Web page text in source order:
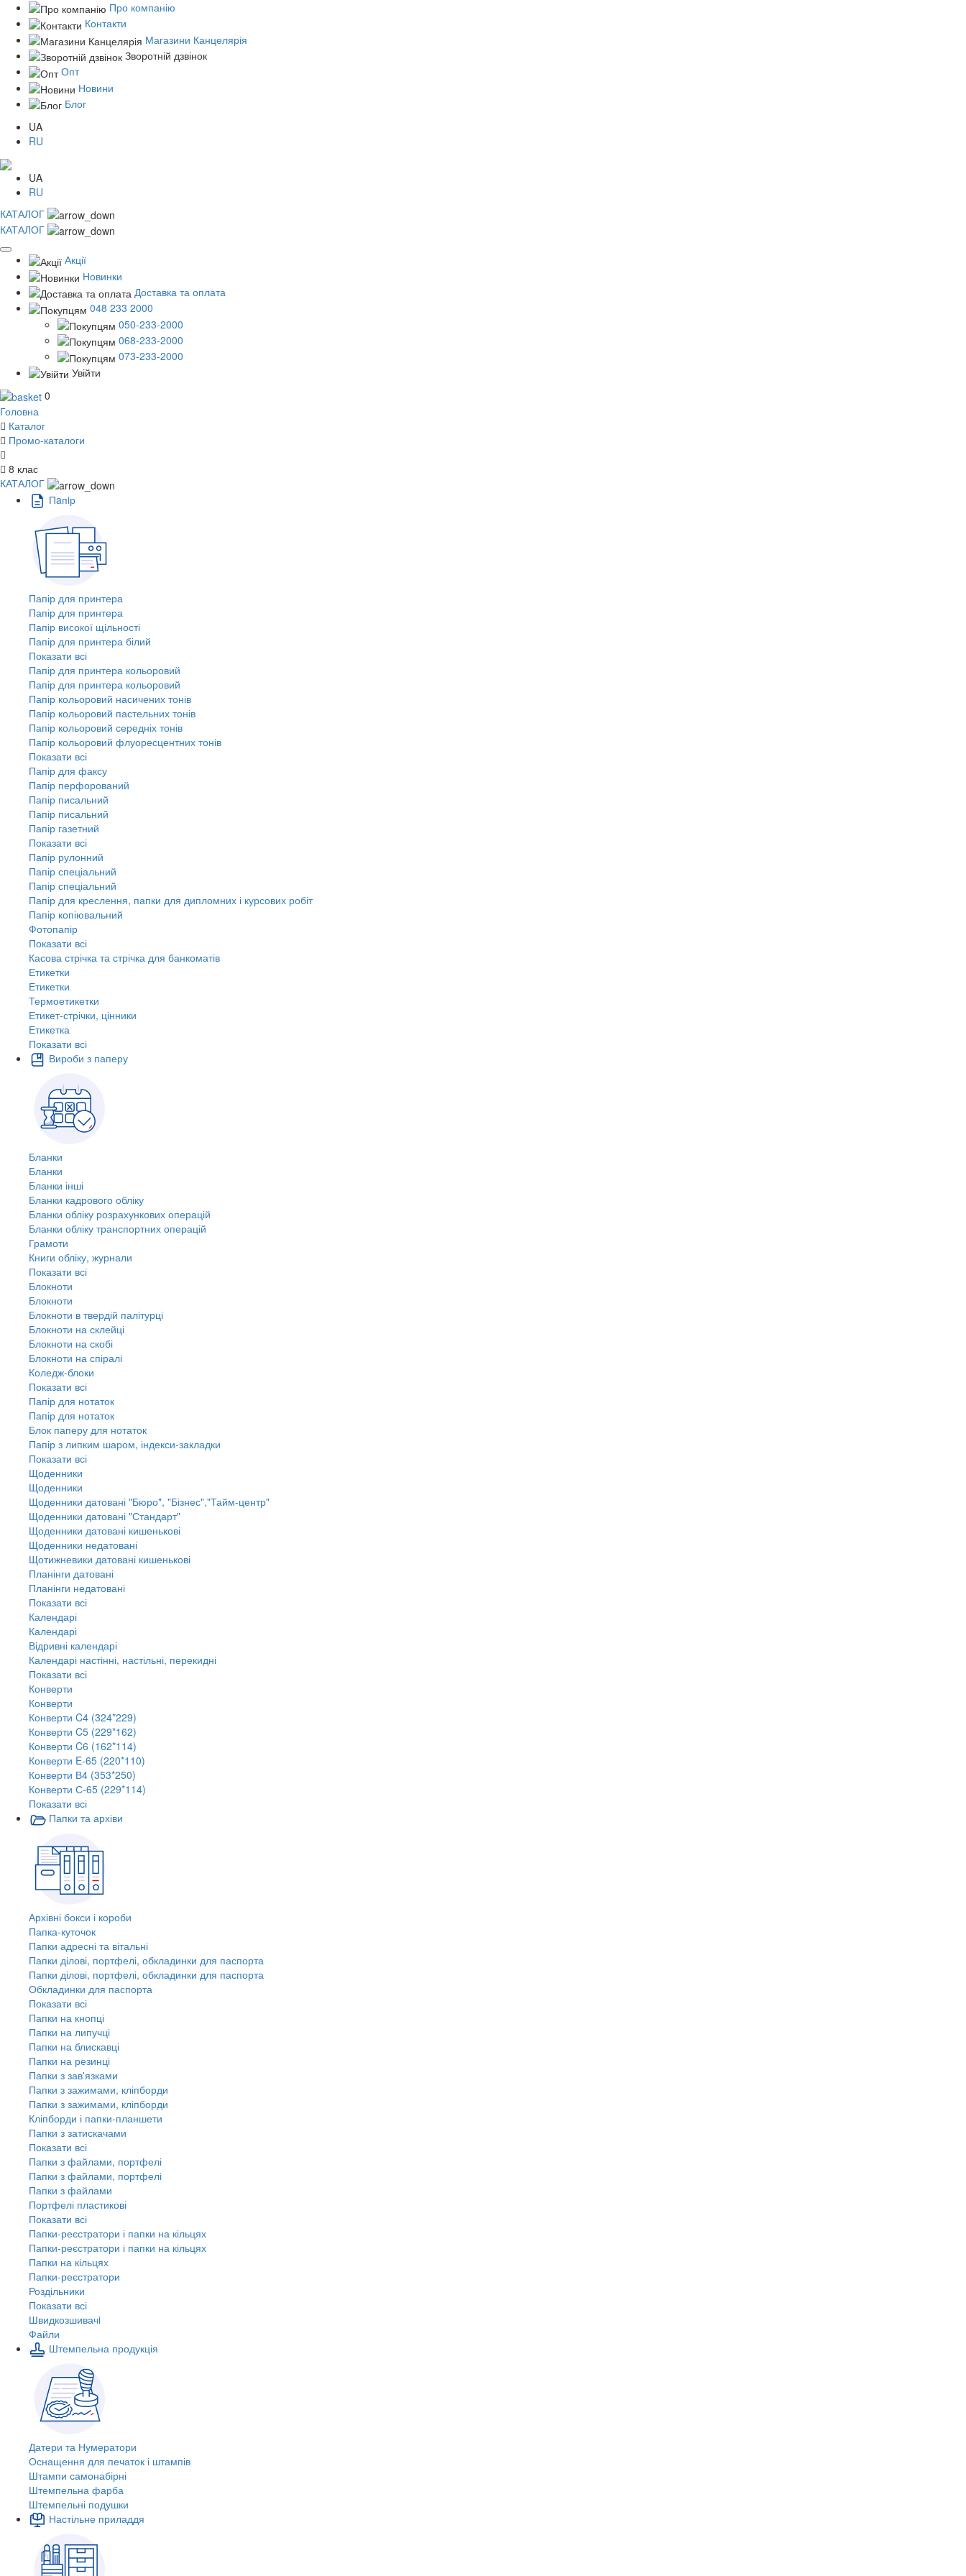
Про компанію
Контакти
Магазини Канцелярія
Зворотній дзвінок
Опт
Новини
Блог
UA
RU
UA
RU
КАТАЛОГ
КАТАЛОГ
Акції
Новинки
Доставка та оплата
048 233 2000
050-233-2000
068-233-2000
073-233-2000
Увійти
0
Головна
Каталог
Промо-каталоги
8 клас
КАТАЛОГ
Пaпiр
Папір для принтера
Папір для принтера
Папір високої щільності
Папір для принтера білий
Показати всі
Папір для принтера кольоровий
Папір для принтера кольоровий
Папір кольоровий насичених тонів
Папір кольоровий пастельних тонів
Папір кольоровий середніх тонів
Папір кольоровий флуоресцентних тонів
Показати всі
Папір для факсу
Папір перфорований
Папір писальний
Папір писальний
Папір газетний
Показати всі
Папір рулонний
Папір спеціальний
Папір спеціальний
Папір для креслення, папки для дипломних і курсових робіт
Папір копіювальний
Фотопапір
Показати всі
Касова стрічка та стрічка для банкоматів
Етикетки
Етикетки
Термоетикетки
Етикет-стрічки, цінники
Етикетка
Показати всі
Вироби з паперу
Бланки
Бланки
Бланки інші
Бланки кадрового обліку
Бланки обліку розрахункових операцій
Бланки обліку транспортних операцій
Грамоти
Книги обліку, журнали
Показати всі
Блокноти
Блокноти
Блокноти в твердій палітурці
Блокноти на склейці
Блокноти на скобі
Блокноти на спіралі
Коледж-блоки
Показати всі
Папір для нотаток
Папір для нотаток
Блок паперу для нотаток
Папір з липким шаром, індекси-закладки
Показати всі
Щоденники
Щоденники
Щоденники датовані "Бюро", "Бізнес","Тайм-центр"
Щоденники датовані "Стандарт"
Щоденники датовані кишенькові
Щоденники недатовані
Щотижневики датовані кишенькові
Планінги датовані
Планінги недатовані
Показати всі
Календарі
Календарі
Відривні календарі
Календарі настінні, настільні, перекидні
Показати всі
Конверти
Конверти
Конверти C4 (324*229)
Конверти C5 (229*162)
Конверти C6 (162*114)
Конверти E-65 (220*110)
Конверти В4 (353*250)
Конверти С-65 (229*114)
Показати всі
Папки та архіви
Архівні бокси і короби
Папка-куточок
Папки адресні та вітальні
Папки ділові, портфелі, обкладинки для паспорта
Папки ділові, портфелі, обкладинки для паспорта
Обкладинки для паспорта
Показати всі
Папки на кнопці
Папки на липучці
Папки на блискавці
Папки на резинці
Папки з зав'язками
Папки з зажимами, кліпборди
Папки з зажимами, кліпборди
Кліпборди і папки-планшети
Папки з затискачами
Показати всі
Папки з файлами, портфелі
Папки з файлами, портфелі
Папки з файлами
Портфелі пластикові
Показати всі
Папки-реєстратори і папки на кільцях
Папки-реєстратори і папки на кільцях
Папки на кільцях
Папки-реєстратори
Роздільники
Показати всі
Швидкозшивачi
Файли
Штемпельна продукція
Датери та Нумератори
Оснащення для печаток і штампів
Штампи самонабірні
Штемпельна фарба
Штемпельні подушки
Настільне приладдя